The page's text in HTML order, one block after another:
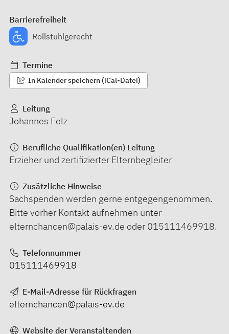
Barrierefreiheit
Rollstuhlgerecht
Termine
In Kalender speichern (iCal-Datei)
Leitung
Johannes Felz
Berufliche Qualifikation(en) Leitung
Erzieher und zertifizierter Elternbegleiter
Zusätzliche Hinweise
Sachspenden werden gerne entgegengenommen.
Bitte vorher Kontakt aufnehmen unter
elternchancen@palais-ev.de oder 015111469918.
Telefonnummer
015111469918
E-Mail-Adresse für Rückfragen
elternchancen@palais-ev.de
Website der Veranstaltenden